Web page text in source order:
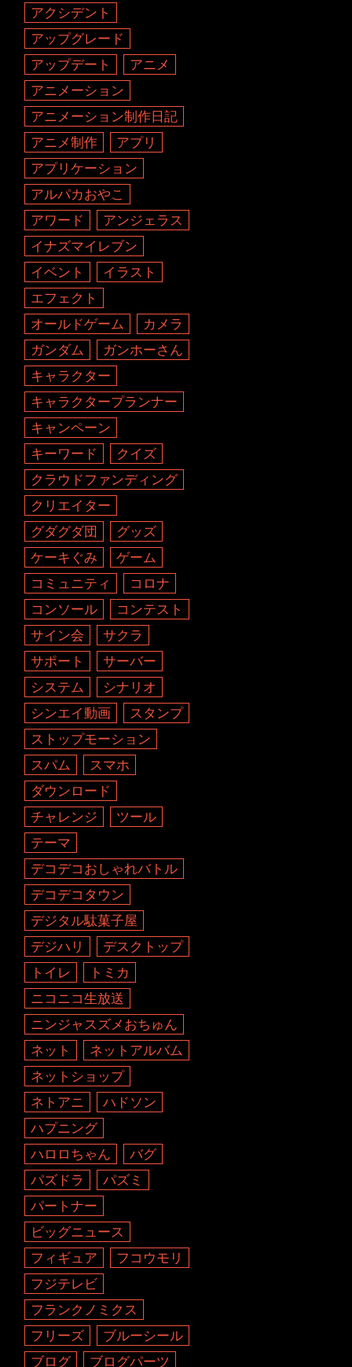
アクシデント
アップグレード
アップデート
アニメ
アニメーション
アニメーション制作日記
アニメ制作
アプリ
アプリケーション
アルパカおやこ
アワード
アンジェラス
イナズマイレブン
イベント
イラスト
エフェクト
オールドゲーム
カメラ
ガンダム
ガンホーさん
キャラクター
キャラクタープランナー
キャンペーン
キーワード
クイズ
クラウドファンディング
クリエイター
グダグダ団
グッズ
ケーキぐみ
ゲーム
コミュニティ
コロナ
コンソール
コンテスト
サイン会
サクラ
サポート
サーバー
システム
シナリオ
シンエイ動画
スタンプ
ストップモーション
スパム
スマホ
ダウンロード
チャレンジ
ツール
テーマ
デコデコおしゃれバトル
デコデコタウン
デジタル駄菓子屋
デジハリ
デスクトップ
トイレ
トミカ
ニコニコ生放送
ニンジャスズメおちゅん
ネット
ネットアルバム
ネットショップ
ネトアニ
ハドソン
ハプニング
ハロロちゃん
バグ
パズドラ
パズミ
パートナー
ビッグニュース
フィギュア
フコウモリ
フジテレビ
フランクノミクス
フリーズ
ブルーシール
ブログ
ブログパーツ